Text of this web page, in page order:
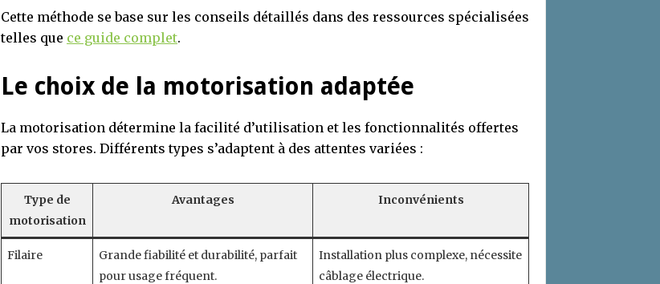
Cette méthode se base sur les conseils détaillés dans des ressources spécialisées
telles que ce guide complet.
Le choix de la motorisation adaptée
La motorisation détermine la facilité d’utilisation et les fonctionnalités offertes
par vos stores. Différents types s’adaptent à des attentes variées :
Type de
motorisation
Avantages Inconvénients
Filaire
Grande fiabilité et durabilité, parfait
pour usage fréquent.
Installation plus complexe, nécessite
câblage électrique.